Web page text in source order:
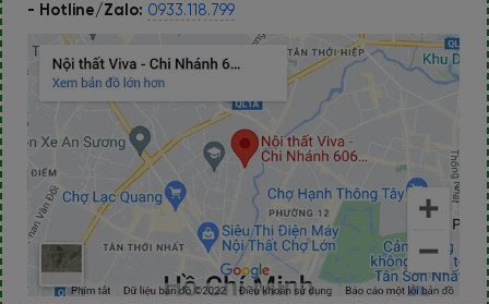
- Hotline/Zalo: 0933.118.799